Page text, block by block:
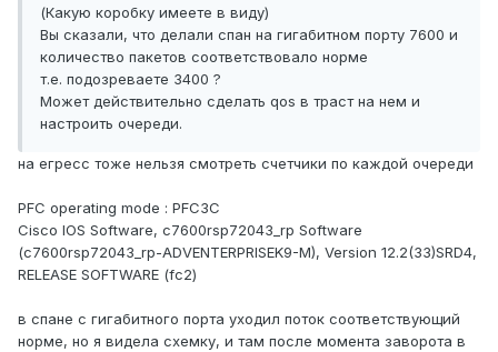
(Какую коробку имеете в виду)
Вы сказали, что делали спан на гигабитном порту 7600 и
количество пакетов соответствовало норме
т.е. подозреваете 3400 ?
Может действительно сделать qos в траст на нем и
настроить очереди.
на егресс тоже нельзя смотреть счетчики по каждой очереди
PFC operating mode : PFC3C
Cisco IOS Software, c7600rsp72043_rp Software
(c7600rsp72043_rp-ADVENTERPRISEK9-M), Version 12.2(33)SRD4,
RELEASE SOFTWARE (fc2)
в спане с гигабитного порта уходил поток соответствующий
норме, но я видела схемку, и там после момента заворота в